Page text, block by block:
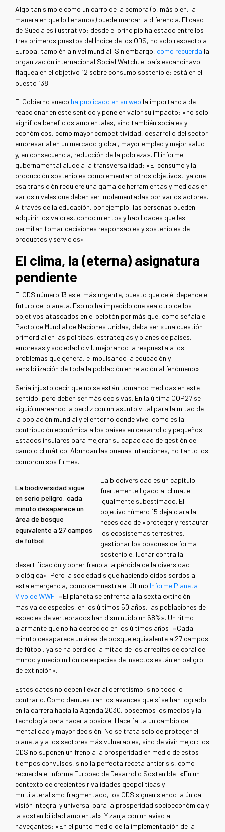
Algo tan simple como un carro de la compra (o, más bien, la
manera en que lo llenamos) puede marcar la diferencia. El caso
de Suecia es ilustrativo: desde el principio ha estado entre los
tres primeros puestos del Índice de los ODS, no solo respecto a
Europa, también a nivel mundial. Sin embargo, como recuerda la
organización internacional Social Watch, el país escandinavo
flaquea en el objetivo 12 sobre consumo sostenible: está en el
puesto 138.
El Gobierno sueco ha publicado en su web la importancia de
reaccionar en este sentido y pone en valor su impacto: «no solo
significa beneficios ambientales, sino también sociales y
económicos, como mayor competitividad, desarrollo del sector
empresarial en un mercado global, mayor empleo y mejor salud
y, en consecuencia, reducción de la pobreza». El informe
gubernamental alude a la transversalidad: «El consumo y la
producción sostenibles complementan otros objetivos, ya que
esa transición requiere una gama de herramientas y medidas en
varios niveles que deben ser implementadas por varios actores.
A través de la educación, por ejemplo, las personas pueden
adquirir los valores, conocimientos y habilidades que les
permitan tomar decisiones responsables y sostenibles de
productos y servicios».
El clima, la (eterna) asignatura
pendiente
El ODS número 13 es el más urgente, puesto que de él depende el
futuro del planeta. Eso no ha impedido que sea otro de los
objetivos atascados en el pelotón por más que, como señala el
Pacto de Mundial de Naciones Unidas, deba ser «una cuestión
primordial en las políticas, estrategias y planes de países,
empresas y sociedad civil, mejorando la respuesta a los
problemas que genera, e impulsando la educación y
sensibilización de toda la población en relación al fenómeno».
Sería injusto decir que no se están tomando medidas en este
sentido, pero deben ser más decisivas. En la última COP27 se
siguió mareando la perdiz con un asunto vital para la mitad de
la población mundial y el entorno donde vive, como es la
contribución económica a los países en desarrollo y pequeños
Estados insulares para mejorar su capacidad de gestión del
cambio climático. Abundan las buenas intenciones, no tanto los
compromisos firmes.
La biodiversidad sigue
en serio peligro: cada
minuto desaparece un
área de bosque
equivalente a 27 campos
de fútbol
La biodiversidad es un capítulo
fuertemente ligado al clima, e
igualmente subestimado. El
objetivo número 15 deja clara la
necesidad de «proteger y restaurar
los ecosistemas terrestres,
gestionar los bosques de forma
sostenible, luchar contra la
desertificación y poner freno a la pérdida de la diversidad
biológica». Pero la sociedad sigue haciendo oídos sordos a
esta emergencia, como demuestra el último Informe Planeta
Vivo de WWF: «El planeta se enfrenta a la sexta extinción
masiva de especies, en los últimos 50 años, las poblaciones de
especies de vertebrados han disminuido un 68%». Un ritmo
alarmante que no ha decrecido en los últimos años: «Cada
minuto desaparece un área de bosque equivalente a 27 campos
de fútbol, ya se ha perdido la mitad de los arrecifes de coral del
mundo y medio millón de especies de insectos están en peligro
de extinción».
Estos datos no deben llevar al derrotismo, sino todo lo
contrario. Como demuestran los avances que sí se han logrado
en la carrera hacia la Agenda 2030, poseemos los medios y la
tecnología para hacerla posible. Hace falta un cambio de
mentalidad y mayor decisión. No se trata solo de proteger el
planeta y a los sectores más vulnerables, sino de vivir mejor: los
ODS no suponen un freno a la prosperidad en medio de estos
tiempos convulsos, sino la perfecta receta anticrisis, como
recuerda el Informe Europeo de Desarrollo Sostenible: «En un
contexto de crecientes rivalidades geopolíticas y
multilateralismo fragmentado, los ODS siguen siendo la única
visión integral y universal para la prosperidad socioeconómica y
la sostenibilidad ambiental». Y zanja con un aviso a
navegantes: «En el punto medio de la implementación de la